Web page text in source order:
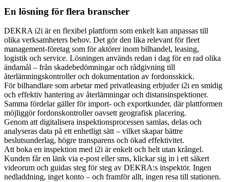
En lösning för flera branscher
DEKRA i2i är en flexibel plattform som enkelt kan anpassas till
olika verksamheters behov. Det gör den lika relevant för fleet
management-företag som för aktörer inom bilhandel, leasing,
logistik och service. Lösningen används redan i dag för en rad olika
ändamål – från skadebedömningar och rådgivning till
återlämningskontroller och dokumentation av fordonsskick.
För bilhandlare som arbetar med privatleasing erbjuder i2i en smidig
och effektiv hantering av återlämningar och distansinspektioner.
Samma fördelar gäller för import- och exportkunder, där plattformen
möjliggör fordonskontroller oavsett geografisk placering.
Genom att digitalisera inspektionsprocessen samlas, delas och
analyseras data på ett enhetligt sätt – vilket skapar bättre
beslutsunderlag, högre transparens och ökad effektivitet.
Att boka en inspektion med i2i är enkelt och helt utan krångel.
Kunden får en länk via e-post eller sms, klickar sig in i ett säkert
videorum och guidas steg för steg av DEKRA:s inspektör. Ingen
nedladdning, inget konto – och framför allt, ingen resa till stationen.